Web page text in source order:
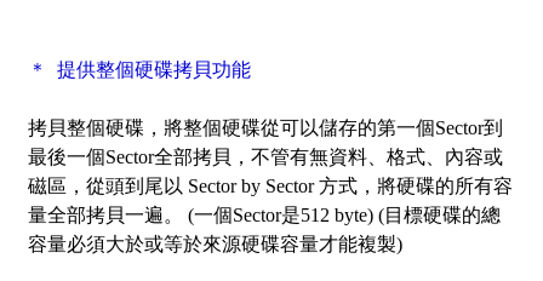
＊ 提供整個硬碟拷貝功能
拷貝整個硬碟，將整個硬碟從可以儲存的第一個Sector到
最後一個Sector全部拷貝，不管有無資料、格式、內容或
磁區，從頭到尾以 Sector by Sector 方式，將硬碟的所有容
量全部拷貝一遍。 (一個Sector是512 byte) (目標硬碟的總
容量必須大於或等於來源硬碟容量才能複製)